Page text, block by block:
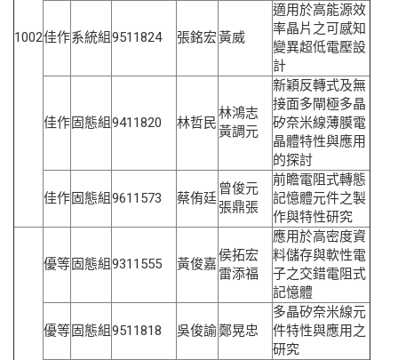
1002佳作系統組9511824 張銘宏黃威
適用於高能源效
率晶片之可感知
變異超低電壓設
計
佳作 固態組9411820 林哲民
林鴻志
黃調元
新穎反轉式及無
接面多閘極多晶
矽奈米線薄膜電
晶體特性與應用
的探討
佳作 固態組9611573 蔡侑廷
曾俊元
張鼎張
前瞻電阻式轉態
記憶體元件之製
作與特性研究
優等 固態組9311555 黃俊嘉
侯拓宏
雷添福
應用於高密度資
料儲存與軟性電
子之交錯電阻式
記憶體
優等 固態組9511818 吳俊諭鄭晃忠
多晶矽奈米線元
件特性與應用之
研究